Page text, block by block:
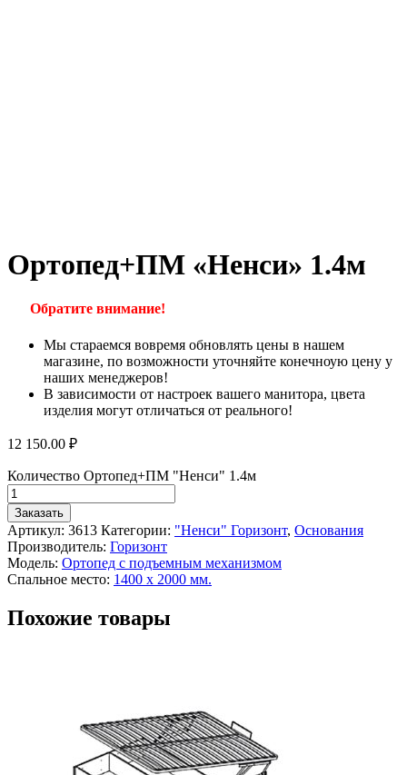
Ортопед+ПМ «Ненси» 1.4м
Обратите внимание!
Мы стараемся вовремя обновлять цены в нашем
магазине, по возможности уточняйте конечноую цену у
наших менеджеров!
В зависимости от настроек вашего манитора, цвета
изделия могут отличаться от реального!
12 150.00 ₽
Количество Ортопед+ПМ "Ненси" 1.4м
Заказать
Артикул: 3613 Категории: "Ненси" Горизонт, Основания
Производитель: Горизонт
Модель: Ортопед с подъемным механизмом
Спальное место: 1400 х 2000 мм.
Похожие товары